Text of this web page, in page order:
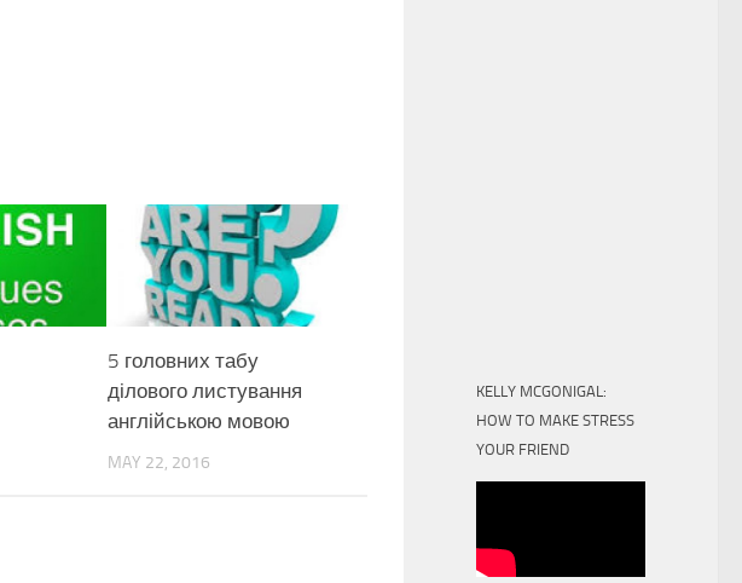
5 головних табу
ділового листування
англійською мовою
MAY 22, 2016
KELLY MCGONIGAL:
HOW TO MAKE STRESS
YOUR FRIEND